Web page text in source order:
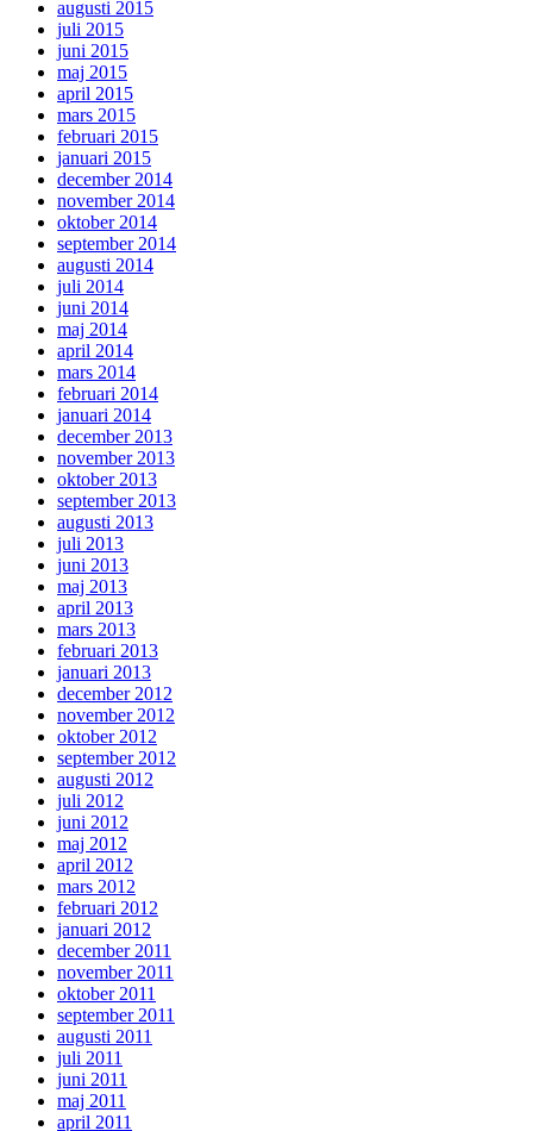
augusti 2015
juli 2015
juni 2015
maj 2015
april 2015
mars 2015
februari 2015
januari 2015
december 2014
november 2014
oktober 2014
september 2014
augusti 2014
juli 2014
juni 2014
maj 2014
april 2014
mars 2014
februari 2014
januari 2014
december 2013
november 2013
oktober 2013
september 2013
augusti 2013
juli 2013
juni 2013
maj 2013
april 2013
mars 2013
februari 2013
januari 2013
december 2012
november 2012
oktober 2012
september 2012
augusti 2012
juli 2012
juni 2012
maj 2012
april 2012
mars 2012
februari 2012
januari 2012
december 2011
november 2011
oktober 2011
september 2011
augusti 2011
juli 2011
juni 2011
maj 2011
april 2011